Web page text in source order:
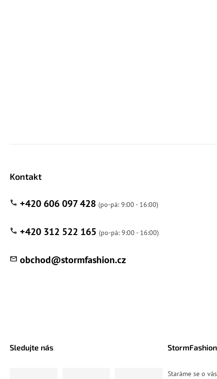
Kontakt
obchod@stormfashion.cz
+420 606 097 428
+420 312 522 165
Sledujte nás StormFashion
Staráme se o